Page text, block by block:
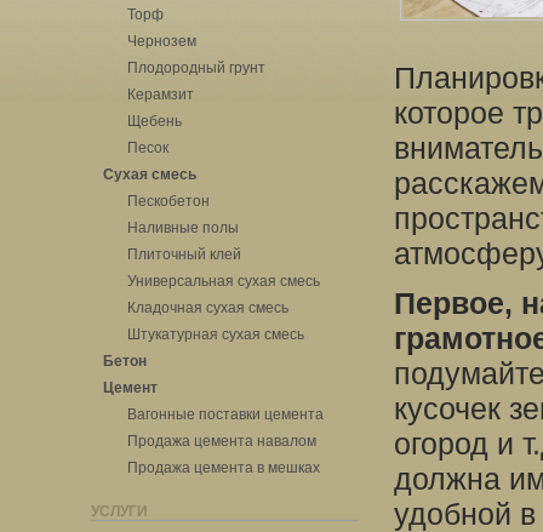
Торф
Чернозем
Плодородный грунт
Керамзит
Щебень
Песок
Сухая смесь
Пескобетон
Наливные полы
Плиточный клей
Универсальная сухая смесь
Кладочная сухая смесь
Штукатурная сухая смесь
Бетон
Цемент
Вагонные поставки цемента
Продажа цемента навалом
Продажа цемента в мешках
УСЛУГИ
которое
Первое,
кусочек
огород и
должна
удобной